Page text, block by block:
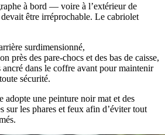
à bord — voire à l’extérieur de
être irréprochable. Le cabriolet
surdimensionné,
près des pare-chocs et des bas de caisse,
ancré dans le coffre avant pour maintenir
sécurité.
adopte une peinture noir mat et des
sur les phares et feux afin d’éviter tout